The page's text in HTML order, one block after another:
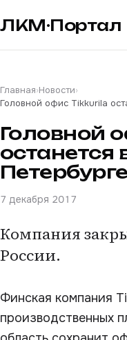
ЛКМ·Портал
Главная›Новости›
Головной офис Tikkurila
Головной
останется
Петербурге
7 декабря 2017
Компания
России.
Финская компания
производственных